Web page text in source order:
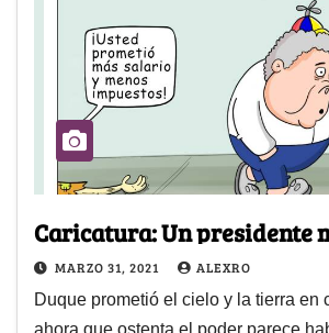
Caricatura: Un presidente
MARZO 31, 2021 ALEXRO
Duque prometió el cielo y la tierra en